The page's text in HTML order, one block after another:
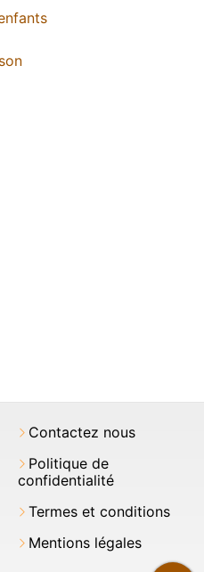
Contactez nous
Politique de
confidentialité
Termes et conditions
Mentions légales